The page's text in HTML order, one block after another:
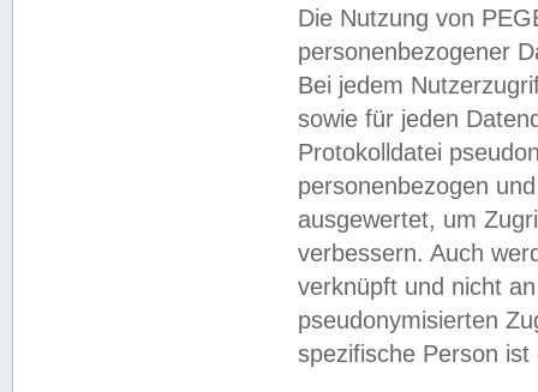
Die Nutzung von
personenbezogener
Bei jedem
sowie für jeden
Protokolldatei
personenbezogen
ausgewertet, um
verbessern. Auch
verknüpft und nicht
pseudonymisierten
spezifische Person